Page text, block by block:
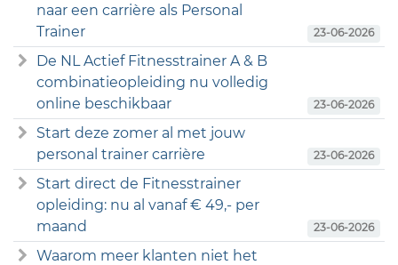
naar een carrière als Personal
Trainer
23-06-2026
De NL Actief Fitnesstrainer A & B
combinatieopleiding nu volledig
online beschikbaar
23-06-2026
Start deze zomer al met jouw
personal trainer carrière
23-06-2026
Start direct de Fitnesstrainer
opleiding: nu al vanaf € 49,- per
maand
23-06-2026
Waarom meer klanten niet het